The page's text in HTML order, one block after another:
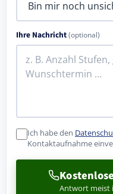
Ihre Nachricht(optional)
Ich habe den
Kontaktaufnahme
Antwort meist